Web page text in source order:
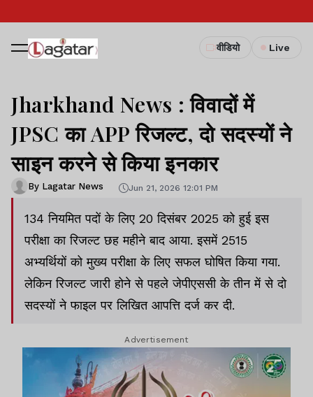
वीडियो Live
Jharkhand News : विवादों में
JPSC का APP रिजल्ट, दो सदस्यों ने
साइन करने से किया इनकार
By Lagatar News Jun 21, 2026 12:01 PM
134 नियमित पदों के लिए 20 दिसंबर 2025 को हुई इस
परीक्षा का रिजल्ट छह महीने बाद आया. इसमें 2515
अभ्यर्थियों को मुख्य परीक्षा के लिए सफल घोषित किया गया.
लेकिन रिजल्ट जारी होने से पहले जेपीएससी के तीन में से दो
सदस्यों ने फाइल पर लिखित आपत्ति दर्ज कर दी.
Advertisement